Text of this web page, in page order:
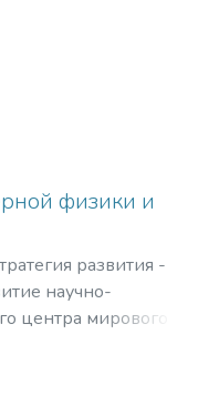
физики и
развития -
научно-
центра мирового
ядерной физики и